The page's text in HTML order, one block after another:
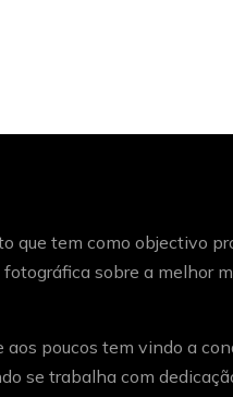
que tem como objectivo
sobre a melhor
aos poucos tem vindo a
se trabalha com